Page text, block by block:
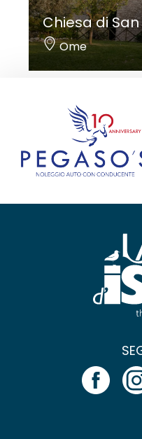
Chiesa di
Ome